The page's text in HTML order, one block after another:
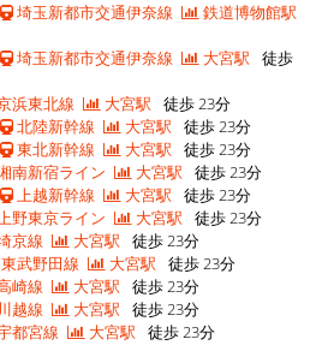
埼玉新都市交通伊奈線
鉄道博物館駅
埼玉新都市交通伊奈線 大宮駅 徒歩
浜東北線 大宮駅 徒歩 23分
北陸新幹線 大宮駅 徒歩 23分
東北新幹線 大宮駅 徒歩 23分
南新宿ライン 大宮駅 徒歩 23分
上越新幹線 大宮駅 徒歩 23分
野東京ライン 大宮駅 徒歩 23分
京線 大宮駅 徒歩 23分
東武野田線 大宮駅 徒歩 23分
崎線 大宮駅 徒歩 23分
越線 大宮駅 徒歩 23分
都宮線 大宮駅 徒歩 23分